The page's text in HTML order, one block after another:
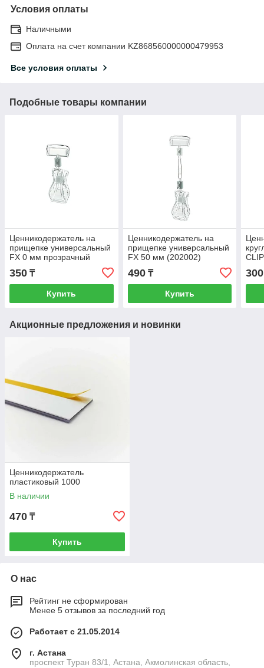
Условия оплаты
Наличными
Оплата на счет компании KZ868560000000479953
Все условия оплаты
Подобные товары компании
Ценникодержатель на
прищепке универсальный
FX 0 мм прозрачный
(202001)
350 ₸
Купить
Ценникодержатель на
прищепке универсальный
FX 50 мм (202002)
490₸
Купить
300
Акционные предложения и новинки
Ценникодержатель
пластиковый 1000
В наличии
470 ₸
Купить
О нас
Рейтинг не сформирован
Менее 5 отзывов за последний год
Работает с 21.05.2014
г. Астана
проспект Туран 83/1, Астана, Акмолинская область,